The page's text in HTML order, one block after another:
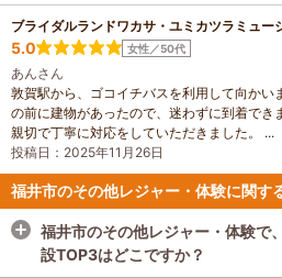
ブライダルランドワカサ・ユミカツラミュー
5.0 女性／50代
あんさん
敦賀駅から、ゴコイチバスを利用して向かい
の前に建物があったので、迷わずに到着でき
親切で丁寧に対応をしていただきました。 ...
投稿日：2025年11月26日
福井市のその他レジャー・体験に関す
福井市のその他レジャー・体験で
設TOP3はどこですか？